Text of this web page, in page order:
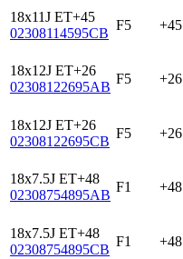
18x11J ET+45
02308114595CB
F5 +45
18x12J ET+26
02308122695AB
F5 +26
18x12J ET+26
02308122695CB
F5 +26
18x7.5J ET+48
02308754895AB
F1 +48
18x7.5J ET+48
02308754895CB
F1 +48